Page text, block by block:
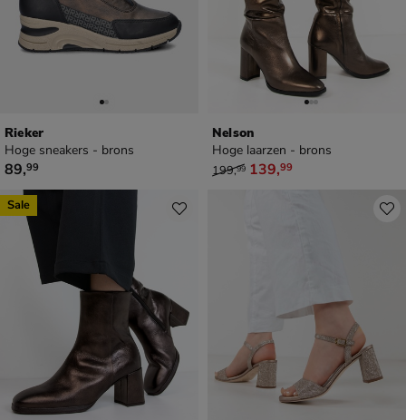
Rieker
Hoge sneakers - brons
€ 89,99
89,99
Nelson
Hoge laarzen - brons
van € 199,99 voor € 139,99
199,99 139,99
Sale